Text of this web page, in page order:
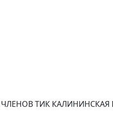
ТИК КАЛИНИНСКАЯ